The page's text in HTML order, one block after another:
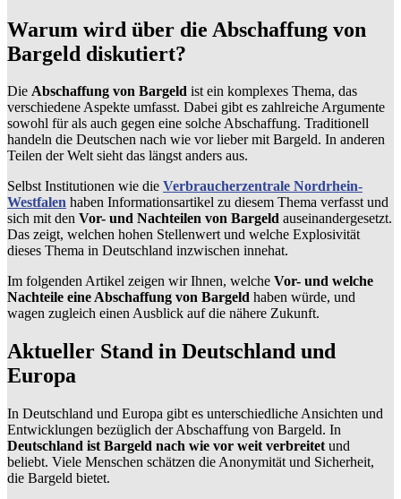
Warum wird über die Abschaffung von
Bargeld diskutiert?
Die Abschaffung von Bargeld ist ein komplexes Thema, das
verschiedene Aspekte umfasst. Dabei gibt es zahlreiche Argumente
sowohl für als auch gegen eine solche Abschaffung. Traditionell
handeln die Deutschen nach wie vor lieber mit Bargeld. In anderen
Teilen der Welt sieht das längst anders aus.
Selbst Institutionen wie die Verbraucherzentrale Nordrhein-
Westfalen haben Informationsartikel zu diesem Thema verfasst und
sich mit den Vor- und Nachteilen von Bargeld auseinandergesetzt.
Das zeigt, welchen hohen Stellenwert und welche Explosivität
dieses Thema in Deutschland inzwischen innehat.
Im folgenden Artikel zeigen wir Ihnen, welche Vor- und welche
Nachteile eine Abschaffung von Bargeld haben würde, und
wagen zugleich einen Ausblick auf die nähere Zukunft.
Aktueller Stand in Deutschland und
Europa
In Deutschland und Europa gibt es unterschiedliche Ansichten und
Entwicklungen bezüglich der Abschaffung von Bargeld. In
Deutschland ist Bargeld nach wie vor weit verbreitet und
beliebt. Viele Menschen schätzen die Anonymität und Sicherheit,
die Bargeld bietet.